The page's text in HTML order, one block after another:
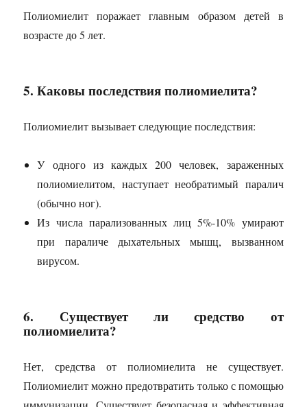
Полиомиелит поражает главным образом детей в
возрасте до 5 лет.
5. Каковы последствия полиомиелита?
Полиомиелит вызывает следующие последствия:
У одного из каждых 200 человек, зараженных
полиомиелитом, наступает необратимый паралич
(обычно ног).
Из числа парализованных лиц 5%-10% умирают
при параличе дыхательных мышц, вызванном
вирусом.
6. Существует ли средство от
полиомиелита?
Нет, средства от полиомиелита не существует.
Полиомиелит можно предотвратить только с помощью